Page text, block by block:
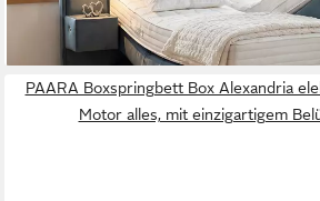
lieferbar in 5 Wochen
PAARA Boxspringbett Box Alexandria
Motor alles, mit einzigartigem